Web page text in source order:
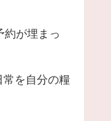
約が埋まっ
常を自分の糧